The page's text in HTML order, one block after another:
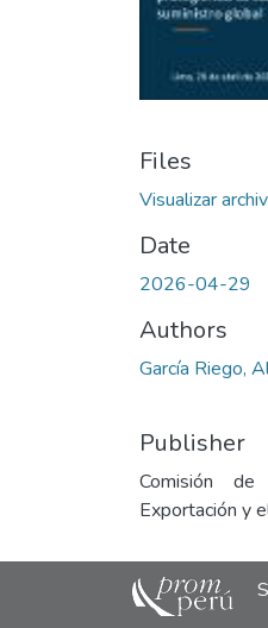
Files
Visualizar
Date
2026-04-29
Authors
García Riego,
Publisher
Comisión
Exportación y